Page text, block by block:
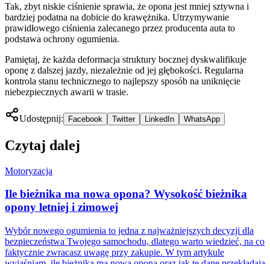
Tak, zbyt niskie ciśnienie sprawia, że opona jest mniej sztywna i
bardziej podatna na dobicie do krawężnika. Utrzymywanie
prawidłowego ciśnienia zalecanego przez producenta auta to
podstawa ochrony ogumienia.
Pamiętaj, że każda deformacja struktury bocznej dyskwalifikuje
oponę z dalszej jazdy, niezależnie od jej głębokości. Regularna
kontrola stanu technicznego to najlepszy sposób na uniknięcie
niebezpiecznych awarii w trasie.
Udostępnij: Facebook Twitter LinkedIn WhatsApp
Czytaj dalej
Motoryzacja
Ile bieżnika ma nowa opona? Wysokość bieżnika
opony letniej i zimowej
Wybór nowego ogumienia to jedna z najważniejszych decyzji dla
bezpieczeństwa Twojego samochodu, dlatego warto wiedzieć, na co
faktycznie zwracasz uwagę przy zakupie. W tym artykule